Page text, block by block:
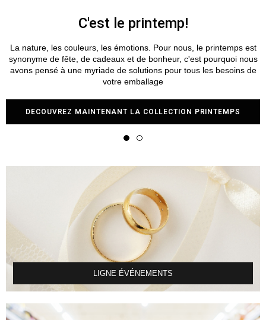
enthousiaste. Tout cela fait partie de Noël, notre cadeau pour vous
est un monde de solutions d'emballage pour faire briller, comme la
plus brillante des comètes., tous vos cadeaux Découvrez
l'ensemble de la collection dès maintenant
DECOUVREZ MAINTENANT LA COLLECTION NOËL
LIGNE ÉVÉNEMENTS